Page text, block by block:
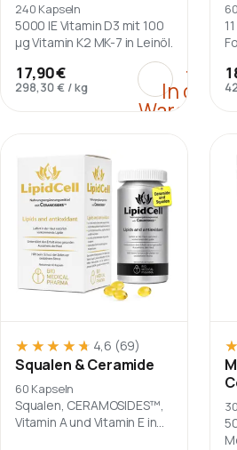
240 Kapseln
5000 IE Vitamin D3 mit 100
µg Vitamin K2 MK-7 in Leinöl.
17,90 €
298,30 € /kg
+
In den
:Vitamin
★★★★★
★★★★★ 4,6 (69)
Squalen & Ceramide
60 Kapseln
Squalen, CERAMOSIDES™,
Vitamin A und Vitamin E in